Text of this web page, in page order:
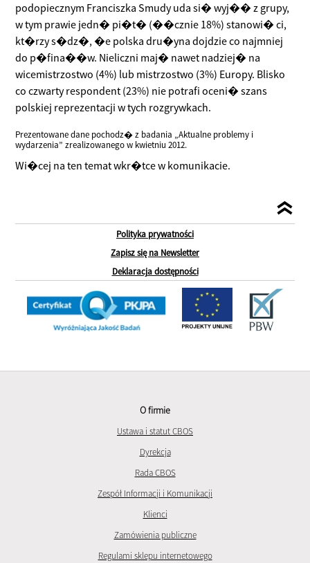
podopiecznym Franciszka Smudy uda si� wyj�� z grupy,
w tym prawie jedn� pi�t� (��cznie 18%) stanowi� ci,
kt�rzy s�dz�, �e polska dru�yna dojdzie co najmniej
do p�fina��w. Nieliczni maj� nawet nadziej� na
wicemistrzostwo (4%) lub mistrzostwo (3%) Europy. Blisko
co czwarty respondent (23%) nie potrafi oceni� szans
polskiej reprezentacji w tych rozgrywkach.
Prezentowane dane pochodz� z badania „Aktualne problemy i
wydarzenia” zrealizowanego w kwietniu 2012.
Wi�cej na ten temat wkr�tce w komunikacie.
Polityka prywatności
Zapisz się na Newsletter
Deklaracja dostępności
O firmie
Ustawa i statut CBOS
Dyrekcja
Rada CBOS
Zespół Informacji i Komunikacji
Klienci
Zamówienia publiczne
Regulami sklepu internetowego